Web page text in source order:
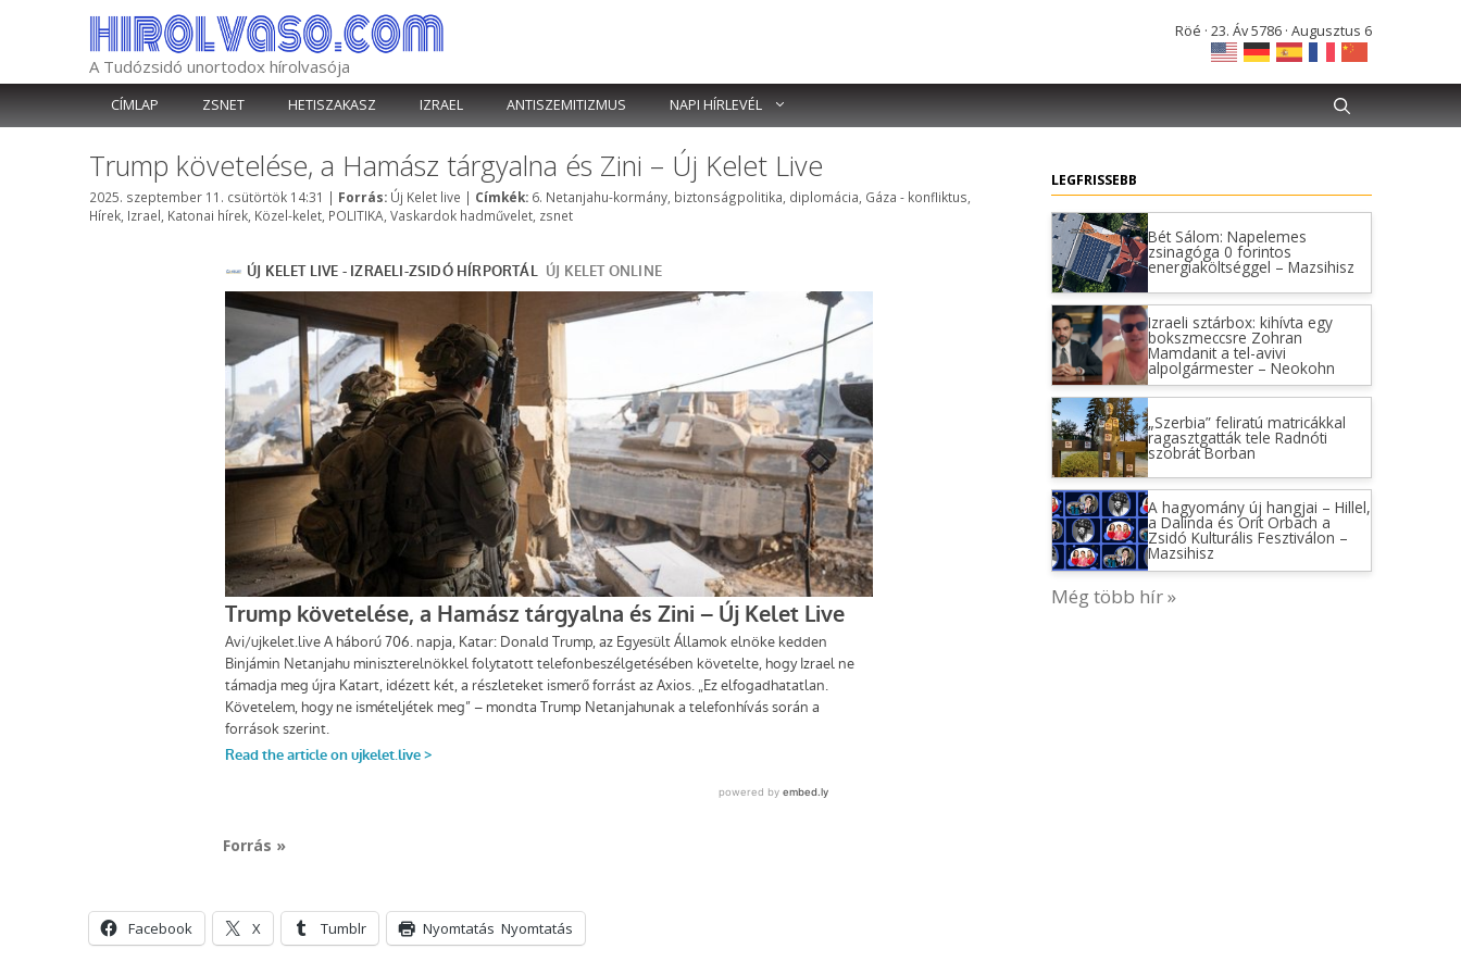
A Tudózsidó unortodox hírolvasója
Röé · 23. Áv 5786 · Augusztus 6
CÍMLAP ZSNET HETISZAKASZ IZRAEL ANTISZEMITIZMUS NAPI HÍRLEVÉL
Trump követelése, a Hamász tárgyalna és Zini – Új Kelet Live
2025. szeptember 11. csütörtök 14:31 | Forrás: Kategória
Új Kelet live | Címkék: Címkék
6. Netanjahu-kormány biztonságpolitika diplomácia Gáza - konfliktus
Hírek Izrael Katonai hírek Közel-kelet POLITIKA Vaskardok hadművelet zsnet
Forrás »
Facebook X Tumblr Nyomtatás Nyomtatás
LEGFRISSEBB
Bét Sálom: Napelemes
zsinagóga 0 forintos
energiaköltséggel – Mazsihisz
Izraeli sztárbox: kihívta egy
bokszmeccsre Zohran
Mamdanit a tel-avivi
alpolgármester – Neokohn
„Szerbia” feliratú matricákkal
ragasztgatták tele Radnóti
szobrát Borban
A hagyomány új hangjai – Hillel,
a Dalinda és Orit Orbach a
Zsidó Kulturális Fesztiválon –
Mazsihisz
Még több hír »